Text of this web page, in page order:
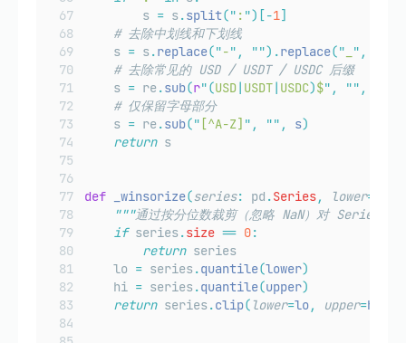
        s
= s.split(" : ")[-1]
# 去除中划线和下划线
    s
= s.replace("-" , "").replace(" " ,
# 去除常见的 USD / USDT / USDC 后缀
    s
= re .sub(r"(USD| USDT| USDC)$" , "" ,
# 仅保留字母部分
    s
= re .sub(" [^A-Z] " , "" , s)
return s
def _winsorize(series: pd .Series, lower=
"""通过按分位数裁剪（忽略 NaN）对 Series 进
if series.size == 0:
return series
    lo
= series.quantile(lower)
    hi
= series.quantile(upper)
return series.clip( lower=lo, upper=hi